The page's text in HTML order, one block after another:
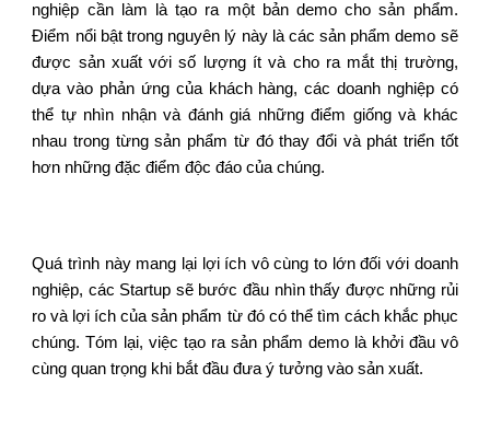
nghiệp cần làm là tạo ra một bản demo cho sản phẩm.
Điểm nổi bật trong nguyên lý này là các sản phẩm demo sẽ
được sản xuất với số lượng ít và cho ra mắt thị trường,
dựa vào phản ứng của khách hàng, các doanh nghiệp có
thể tự nhìn nhận và đánh giá những điểm giống và khác
nhau trong từng sản phẩm từ đó thay đổi và phát triển tốt
hơn những đặc điểm độc đáo của chúng.
Quá trình này mang lại lợi ích vô cùng to lớn đối với doanh
nghiệp, các Startup sẽ bước đầu nhìn thấy được những rủi
ro và lợi ích của sản phẩm từ đó có thể tìm cách khắc phục
chúng. Tóm lại, việc tạo ra sản phẩm demo là khởi đầu vô
cùng quan trọng khi bắt đầu đưa ý tưởng vào sản xuất.